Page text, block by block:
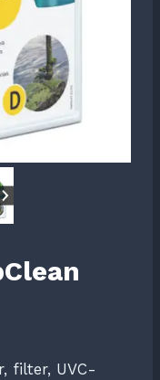
filter, UVC-